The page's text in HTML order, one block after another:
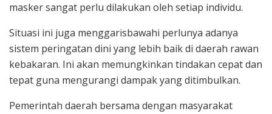
masker sangat perlu dilakukan oleh setiap individu.
Situasi ini juga menggarisbawahi perlunya adanya
sistem peringatan dini yang lebih baik di daerah rawan
kebakaran. Ini akan memungkinkan tindakan cepat dan
tepat guna mengurangi dampak yang ditimbulkan.
Pemerintah daerah bersama dengan masyarakat